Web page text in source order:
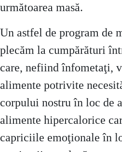
următoarea masă.
Un astfel de program de
plecăm la cumpărături
care, nefiind înfometaţi,
alimente potrivite
corpului nostru în loc de
alimente hipercalorice
capriciile emoţionale în